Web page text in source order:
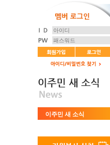
이주민 새 소식